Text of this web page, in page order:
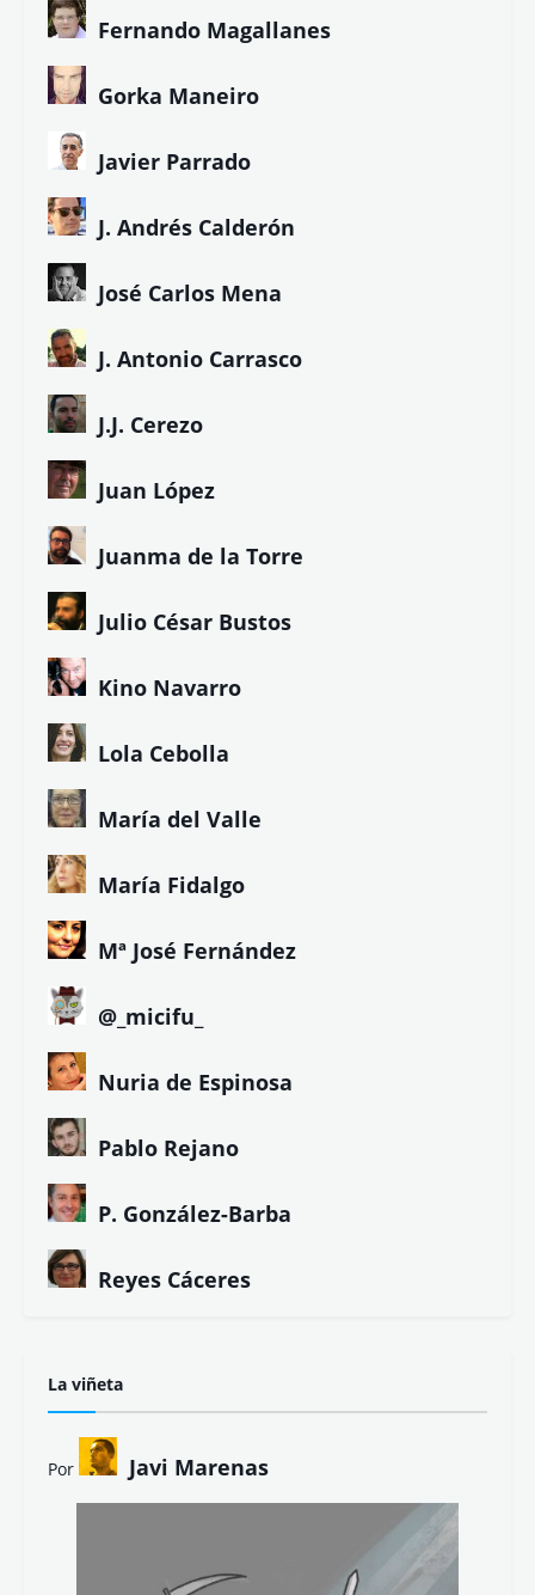
Fernando Magallanes
Gorka Maneiro
Javier Parrado
J. Andrés Calderón
José Carlos Mena
J. Antonio Carrasco
J.J. Cerezo
Juan López
Juanma de la Torre
Julio César Bustos
Kino Navarro
Lola Cebolla
María del Valle
María Fidalgo
Mª José Fernández
@_micifu_
Nuria de Espinosa
Pablo Rejano
P. González-Barba
Reyes Cáceres
La viñeta
Por Javi Marenas